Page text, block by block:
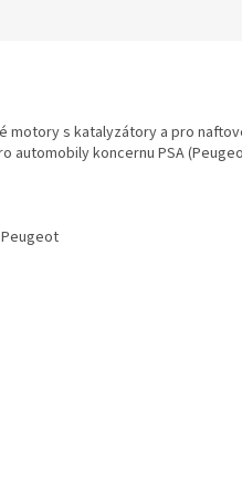
s katalyzátory a pro
automobily koncernu PSA
Peugeot